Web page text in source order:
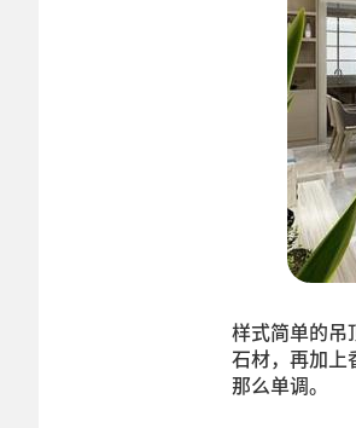
样式简单的吊
石材，再加上
那么单调。